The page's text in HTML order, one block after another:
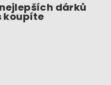
dárků
koupíte